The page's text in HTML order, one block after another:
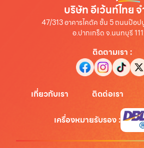
บริษัท อีเว้นท์ไทย
47/313 อาคารไคตัค ชั้น 5 ถนนป๊อป
อ.ปากเกร็ด จ.นนทบุรี
ติดตามเรา :
เกี่ยวกับเรา ติดต่อเรา
เครื่องหมายรับรอง: